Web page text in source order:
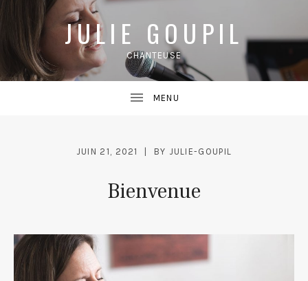
JULIE GOUPIL
CHANTEUSE
Bienvenue
JUIN 21, 2021 BY JULIE-GOUPIL